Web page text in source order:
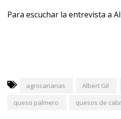
Para escuchar la entrevista a
agrocanarias Albert Gil
queso palmero
quesos de